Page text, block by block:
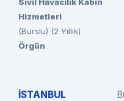
Hizmetleri
(Burslu) (2 Yıllık)
Örgün
İSTANBUL